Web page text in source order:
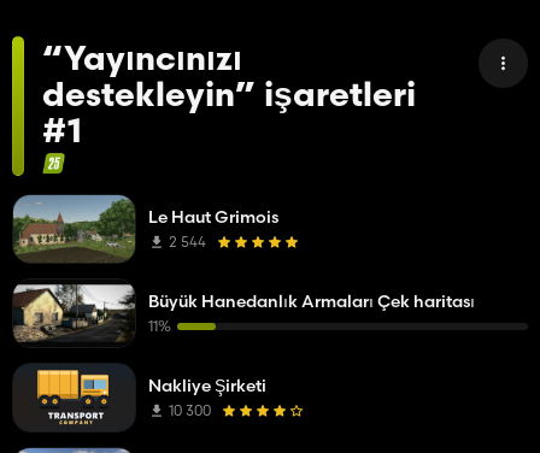
“Yayıncınızı
destekleyin” işaretleri
#1
Le Haut Grimois
2 544
Büyük Hanedanlık Armaları Çek haritası
11%
Nakliye Şirketi
10 300